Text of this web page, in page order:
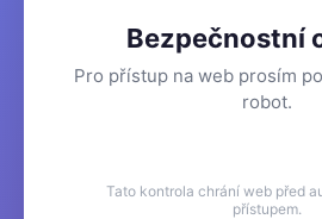
Bezpečnostní
Pro přístup na web prosím
robot.
Tato kontrola chrání web před
přístupem.